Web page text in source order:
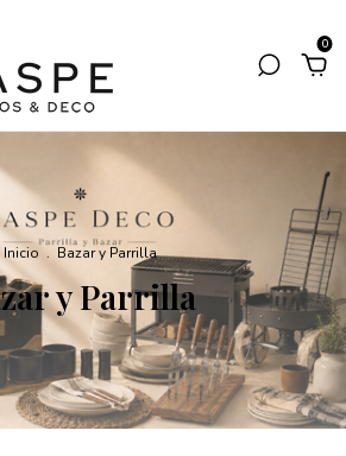
0
Inicio . Bazar y Parrilla
y Parrilla